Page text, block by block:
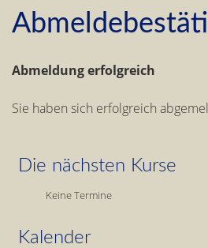
Abmeldung erfolgreich
Sie haben sich erfolgreich
Die nächsten Kurse
Keine Termine
Kalender